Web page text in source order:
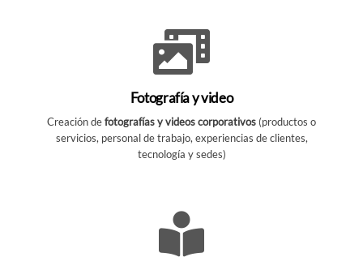
Fotografía y video
Creación defotografías y videos corporativos (productos o
servicios, personal de trabajo, experiencias de clientes,
tecnología y sedes)